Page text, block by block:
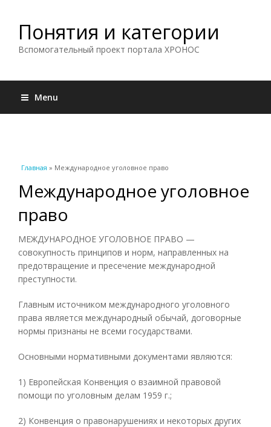
Понятия и категории
Вспомогательный проект портала ХРОНОС
Menu
Вы здесь
Главная » Международное уголовное право
Международное уголовное
право
МЕЖДУНАРОДНОЕ УГОЛОВНОЕ ПРАВО —
совокупность принципов и норм, направленных на
предотвращение и пресечение международной
преступности.
Главным источником международного уголовного
права является международный обычай, договорные
нормы признаны не всеми государствами.
Основными нормативными документами являются:
1) Европейская Конвенция о взаимной правовой
помощи по уголовным делам 1959 г.;
2) Конвенция о правонарушениях и некоторых других